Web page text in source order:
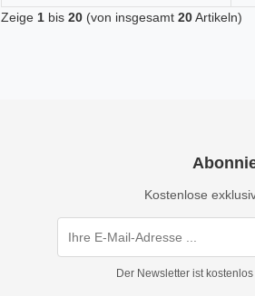
Zeige 1 bis 20 (von insgesamt 20Artikeln)
Kostenlose
Der Newsletter ist